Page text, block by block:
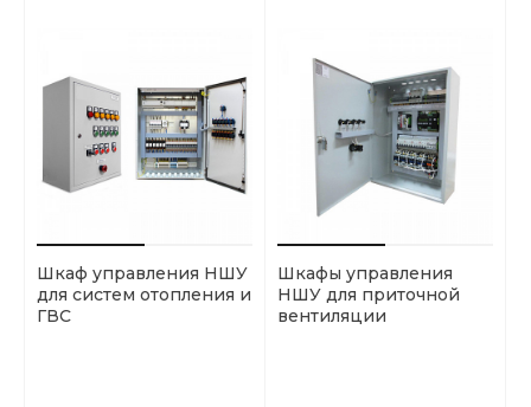
Шкаф управления НШУ
для систем отопления и
ГВС
Шкафы управления
НШУ для приточной
вентиляции